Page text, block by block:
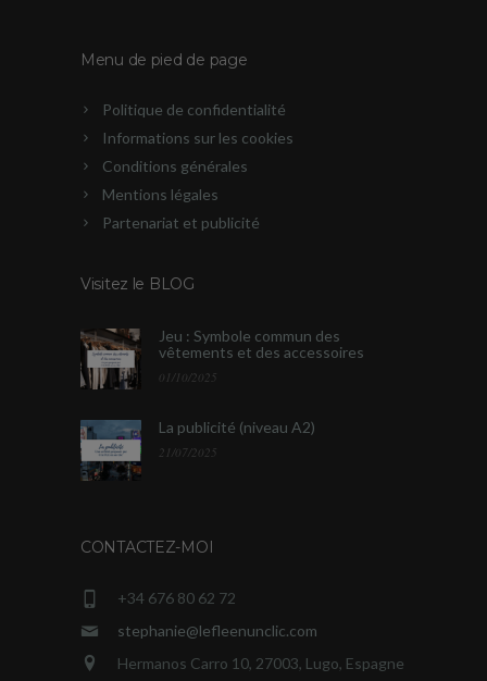
Menu de pied de page
Politique de confidentialité
Informations sur les cookies
Conditions générales
Mentions légales
Partenariat et publicité
Visitez le BLOG
Jeu : Symbole commun des
vêtements et des accessoires
01/10/2025
La publicité (niveau A2)
21/07/2025
CONTACTEZ-MOI
+34 676 80 62 72
stephanie@lefleenunclic.com
Hermanos Carro 10, 27003, Lugo, Espagne